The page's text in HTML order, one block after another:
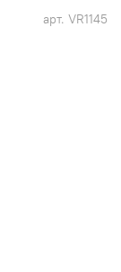
арт. VR1145